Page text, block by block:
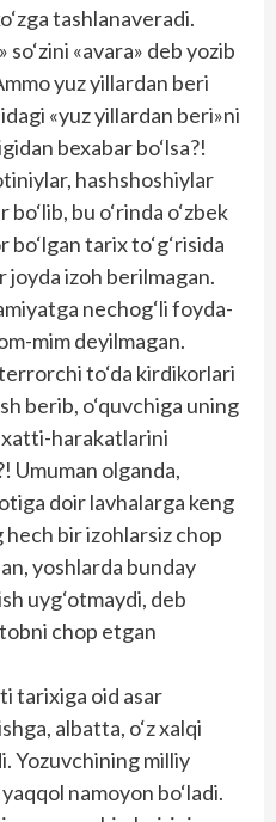
tashlanaveradi.
«avara» deb yozib
yuz yillardan beri
«yuz yillardan beri»ni
bexabar bo‘lsa?!
hashshoshiylar
bu o‘rinda o‘zbek
tarix to‘g‘risida
izoh berilmagan.
nechog‘li foyda-
mim deyilmagan.
to‘da kirdikorlari
berib, o‘quvchiga uning
harakatlarini
Umuman olganda,
doir lavhalarga keng
hech bir izohlarsiz chop
yoshlarda bunday
uyg‘otmaydi, deb
chop etgan
tarixiga oid asar
albatta, o‘z xalqi
Yozuvchining milliy
namoyon bo‘ladi.